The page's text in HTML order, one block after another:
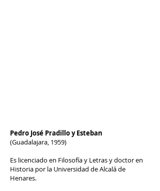
Pedro José Pradillo y Esteban
(Guadalajara, 1959)
Es licenciado en Filosofía y Letras y doctor en
Historia por la Universidad de Alcalá de
Henares.